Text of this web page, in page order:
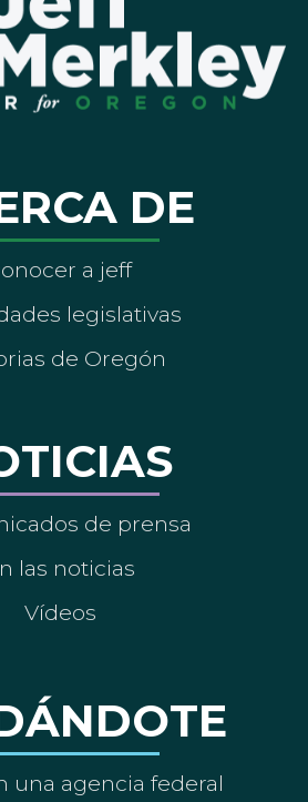
DE
a jeff
legislativas
de Oregón
de prensa
las noticias
Vídeos
una agencia federal